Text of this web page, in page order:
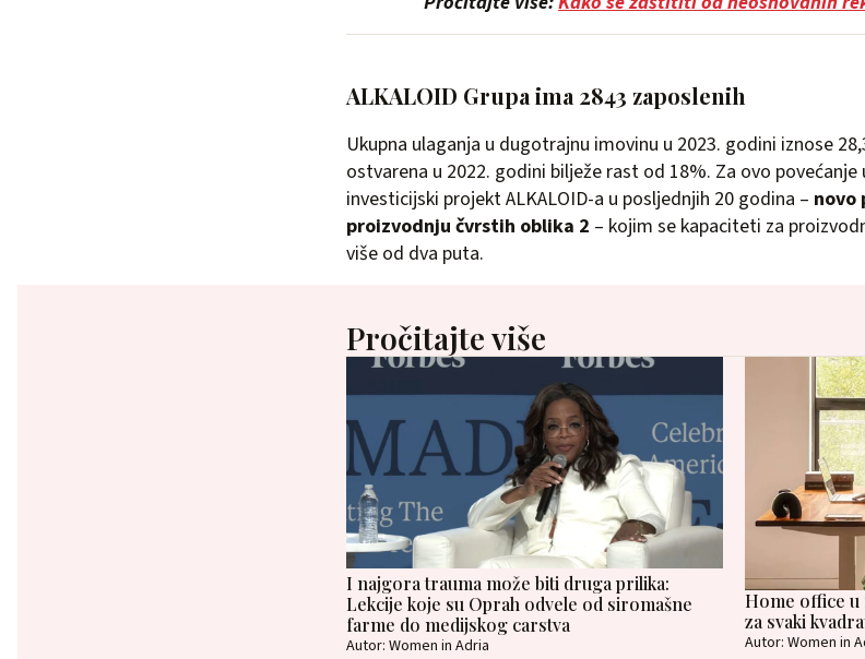
ALKALOID Grupa ima 2843 zaposlenih
Ukupna ulaganja u dugotrajnu imovinu u 2023. godini iznose
ostvarena u 2022. godini bilježe rast od 18%. Za ovo povećanje
investicijski projekt ALKALOID-a u posljednjih 20 godina – novo
proizvodnju čvrstih oblika 2 – kojim se kapaciteti za
više od dva puta.
Pročitajte više
I najgora trauma može biti druga prilika:
Lekcije koje su Oprah odvele od siromašne
farme do medijskog carstva
Autor: Women in Adria
Home office u
za svaki
Autor: Women in